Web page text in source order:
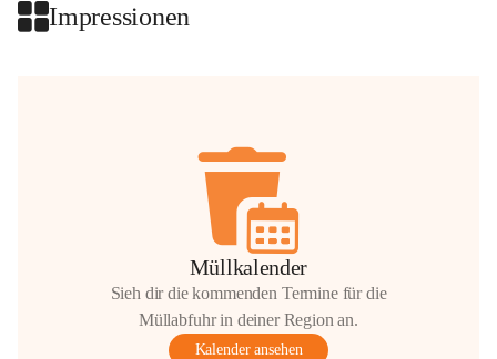
Impressionen
Müllkalender
Sieh dir die kommenden Termine für die
Müllabfuhr in deiner Region an.
Kalender ansehen